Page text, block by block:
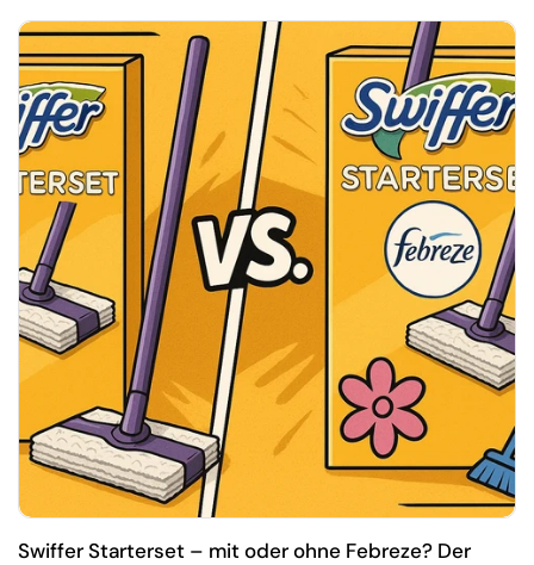
Swiffer Starterset – mit oder ohne Febreze? Der